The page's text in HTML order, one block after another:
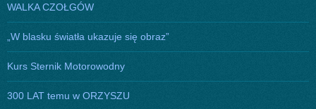
WALKA CZOŁGÓW
„W blasku światła ukazuje się obraz”
Kurs Sternik Motorowodny
300 LAT temu w ORZYSZU